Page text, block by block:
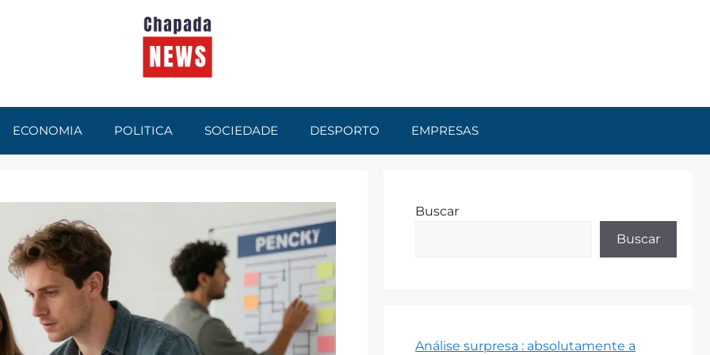
ECONOMIA POLITICA SOCIEDADE DESPORTO EMPRESAS
Buscar
Buscar
Análise surpresa : absolutamente a